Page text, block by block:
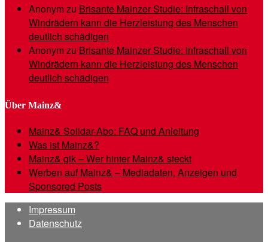
Anonymzu Brisante Mainzer Studie: Infraschall von
Windrädern kann die Herzleistung des Menschen
deutlich schädigen
Anonymzu Brisante Mainzer Studie: Infraschall von
Windrädern kann die Herzleistung des Menschen
deutlich schädigen
Über Mainz&
Mainz& Solidar-Abo: FAQ und Anleitung
Was ist Mainz&?
Mainz& gik – Wer hinter Mainz& steckt
Werben auf Mainz& – Mediadaten, Anzeigen und
Sponsored Posts
Impressum
Datenschutz